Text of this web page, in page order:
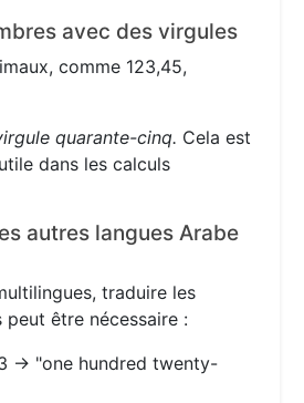
avec des virgules
comme 123,45,
quarante-cinq. Cela est
dans les calculs
autres langues Arabe
traduire les
être nécessaire :
→ "one hundred twenty-